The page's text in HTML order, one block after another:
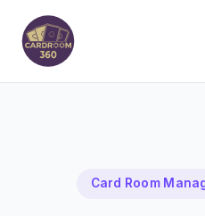
Card Room